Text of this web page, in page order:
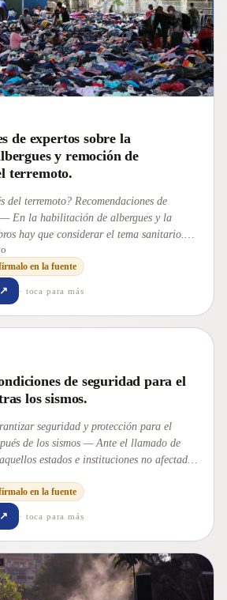
de expertos sobre la
y remoción de
terremoto.
del terremoto? Recomendaciones de
En la habilitación de albergues y la
hay que considerar el tema sanitario.
expertos
en la fuente
· toca para más
de seguridad para el
los sismos.
seguridad y protección para el
de los sismos — Ante el llamado de
estados e instituciones no afectadas
de julio, Cecodap reiteró que no se trata
escolar sino de garantizar
protección y bienestar para todas las
del país. La organización recordó
Cecodap exige garantizar seguridad
a clases después de los sismos se
En defensa de tu”
en la fuente
· toca para más